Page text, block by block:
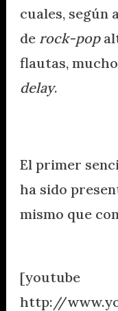
cuales, según
de rock-pop
flautas,
delay.
El primer
ha sido
mismo que
[youtube
http://